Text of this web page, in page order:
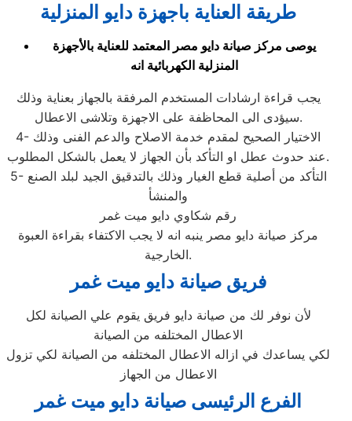
طريقة العناية باجهزة دايو المنزلية
يوصى مركز صيانة دايو مصر المعتمد للعناية بالأجهزة
المنزلية الكهربائية انه
يجب قراءة ارشادات المستخدم المرفقة بالجهاز بعناية وذلك
سيؤدى الى المحاظفة على الاجهزة وتلاشى الاعطال.
4- الاختيار الصحيح لمقدم خدمة الاصلاح والدعم الفنى وذلك
عند حدوث عطل او التأكد بأن الجهاز لا يعمل بالشكل المطلوب.
5- التأكد من أصلية قطع الغيار وذلك بالتدقيق الجيد لبلد الصنع
والمنشأ
رقم شكاوي دايو ميت غمر
مركز صيانة دايو مصر ينبه انه لا يجب الاكتفاء بقراءة العبوة
الخارجية.
فريق صيانة دايو ميت غمر
لأن نوفر لك من صيانة دايو فريق يقوم علي الصيانة لكل
الاعطال المختلفه من الصيانة
لكي يساعدك في ازاله الاعطال المختلفه من الصيانة لكي تزول
الاعطال من الجهاز
الفرع الرئيسى صيانة دايو ميت غمر